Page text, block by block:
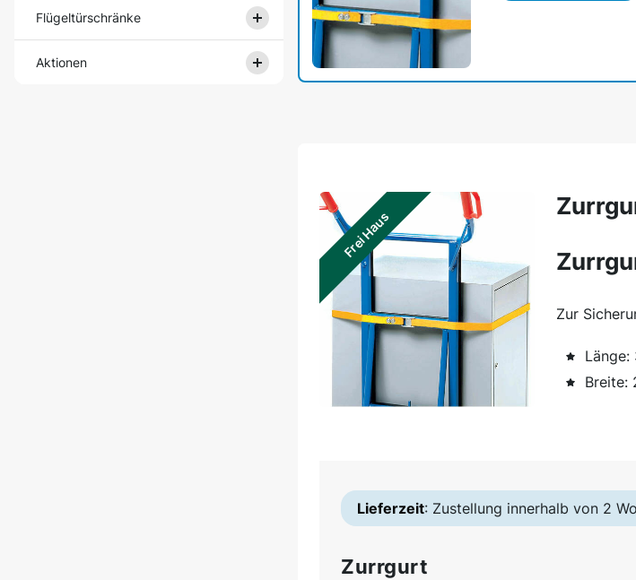
Flügeltürschränke
Aktionen
Frei Haus
Zur
Länge:
Breite:
Lieferzeit: Zustellung innerhalb von 2
Zurrgurt